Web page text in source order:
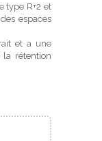
type R+2 et
espaces
et a une
la rétention